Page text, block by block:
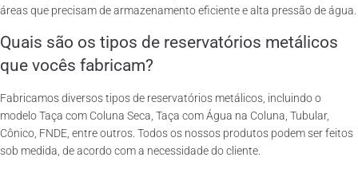
áreas que precisam de armazenamento eficiente e alta pressão de água.
Quais são os tipos de reservatórios metálicos
que vocês fabricam?
Fabricamos diversos tipos de reservatórios metálicos, incluindo o
modelo Taça com Coluna Seca, Taça com Água na Coluna, Tubular,
Cônico, FNDE, entre outros. Todos os nossos produtos podem ser feitos
sob medida, de acordo com a necessidade do cliente.